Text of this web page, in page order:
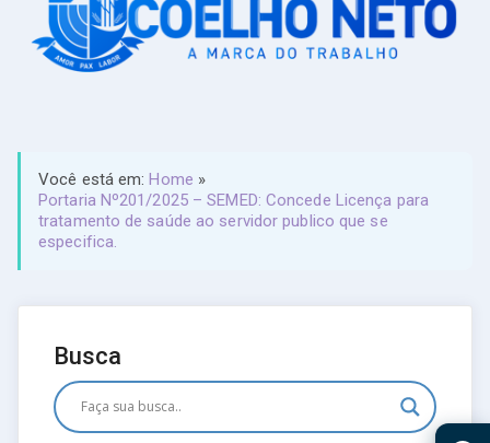
Você está em:Home »
Portaria Nº201/2025 – SEMED: Concede Licença para
tratamento de saúde ao servidor publico que se
especifica.
Busca